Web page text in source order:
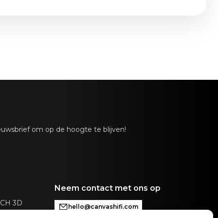
om op de hoogte te blijven!
3D
alleen
Neem contact met ons op
hello@canvashifi.com